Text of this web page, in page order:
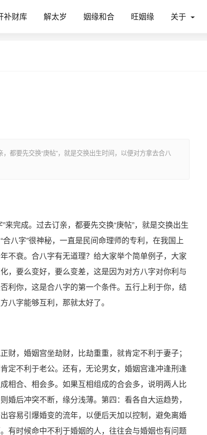
补财库 解太岁 姻缘和合 旺姻缘 关于
都要先交换“庚帖”，就是交换出生时间，以便对方拿去合八
完成。过去订亲，都要先交换“庚帖”，就是交换出生
八字”很神秘，一直是民间命理师的专利，在我国上
不衰。合八字有无道理？给大家举个简单例子，大家
，要么变好，要么变差，这是因为对方八字对你利与
利你，这是合八字的第一个条件。五行上利于你，结
八字能够互利，那就太好了。
，婚姻宫坐劫财，比劫重重，就肯定不利于妻子；
定不利于老公。还有，无论男女，婚姻宫逢冲逢刑逢
相合、相会多。如果互相组成的合会多，说明两人比
后冲突不断，缘分浅薄。第四：看各自大运趋势，
容易引爆婚变的流年，以便后天加以控制，避免离婚
有时候命中不利于婚姻的人，往往会与婚姻也有问题